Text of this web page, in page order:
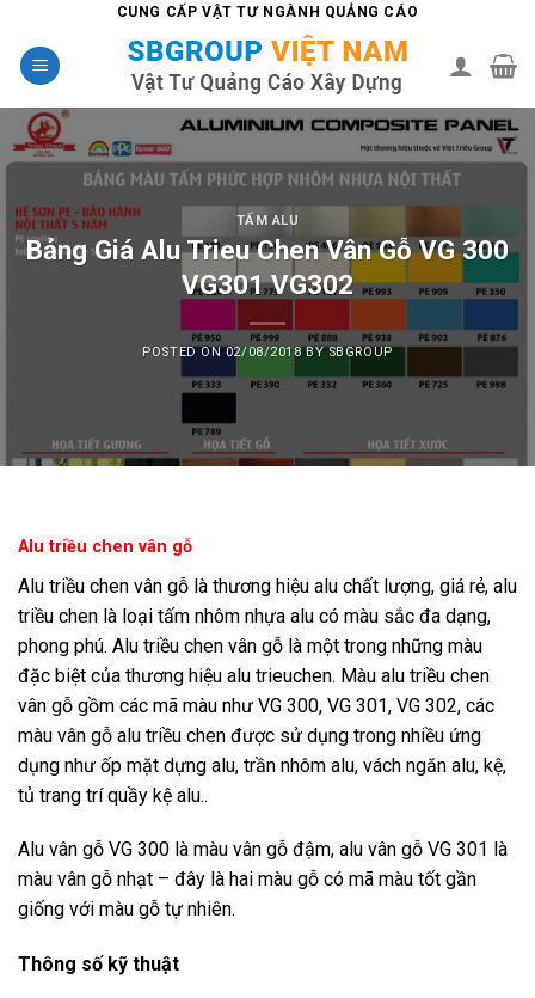
content
CUNG CẤP VẬT TƯ NGÀNH QUẢNG CÁO
TẤM ALU
Bảng Giá Alu Trieu Chen Vân Gỗ VG 300
VG301 VG302
POSTED ON 02/08/2018 BY SBGROUP
Alu triều chen vân gỗ
Alu triều chen vân gỗ là thương hiệu alu chất lượng, giá rẻ, alu
triều chen là loại tấm nhôm nhựa alu có màu sắc đa dạng,
phong phú. Alu triều chen vân gỗ là một trong những màu
đặc biệt của thương hiệu alu trieuchen. Màu alu triều chen
vân gỗ gồm các mã màu như VG 300, VG 301, VG 302, các
màu vân gỗ alu triều chen được sử dụng trong nhiều ứng
dụng như ốp mặt dựng alu, trần nhôm alu, vách ngăn alu, kệ,
tủ trang trí quầy kệ alu..
Alu vân gỗ VG 300 là màu vân gỗ đậm, alu vân gỗ VG 301 là
màu vân gỗ nhạt – đây là hai màu gỗ có mã màu tốt gần
giống với màu gỗ tự nhiên.
Thông số kỹ thuật